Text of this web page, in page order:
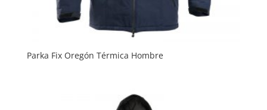
Parka Fix Oregón Térmica Hombre